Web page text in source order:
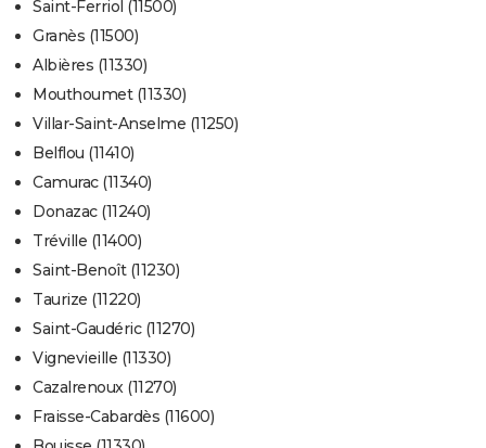
Saint-Ferriol (11500)
Granès (11500)
Albières (11330)
Mouthoumet (11330)
Villar-Saint-Anselme (11250)
Belflou (11410)
Camurac (11340)
Donazac (11240)
Tréville (11400)
Saint-Benoît (11230)
Taurize (11220)
Saint-Gaudéric (11270)
Vignevieille (11330)
Cazalrenoux (11270)
Fraisse-Cabardès (11600)